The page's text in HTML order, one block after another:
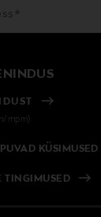
mpm)
KÜSIMUSED
TINGIMUSED